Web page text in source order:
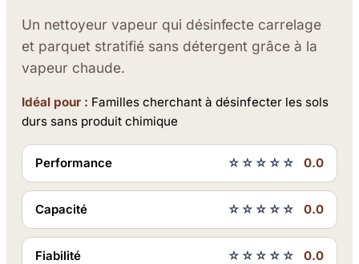
Un nettoyeur vapeur qui désinfecte carrelage
et parquet stratifié sans détergent grâce à la
vapeur chaude.
Idéal pour : Familles cherchant à désinfecter les sols
durs sans produit chimique
Performance ☆☆☆☆☆ 0.0
Capacité ☆☆☆☆☆ 0.0
Fiabilité ☆☆☆☆☆ 0.0